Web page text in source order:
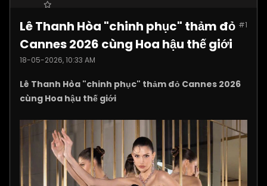
Posts:5408 #1
Lê Thanh Hòa "chinh phục" thảm đỏ
Cannes 2026 cùng Hoa hậu thế giới
18-05-2026, 10:33 AM
Lê Thanh Hòa "chinh phục" thảm đỏ Cannes 2026
cùng Hoa hậu thế giới